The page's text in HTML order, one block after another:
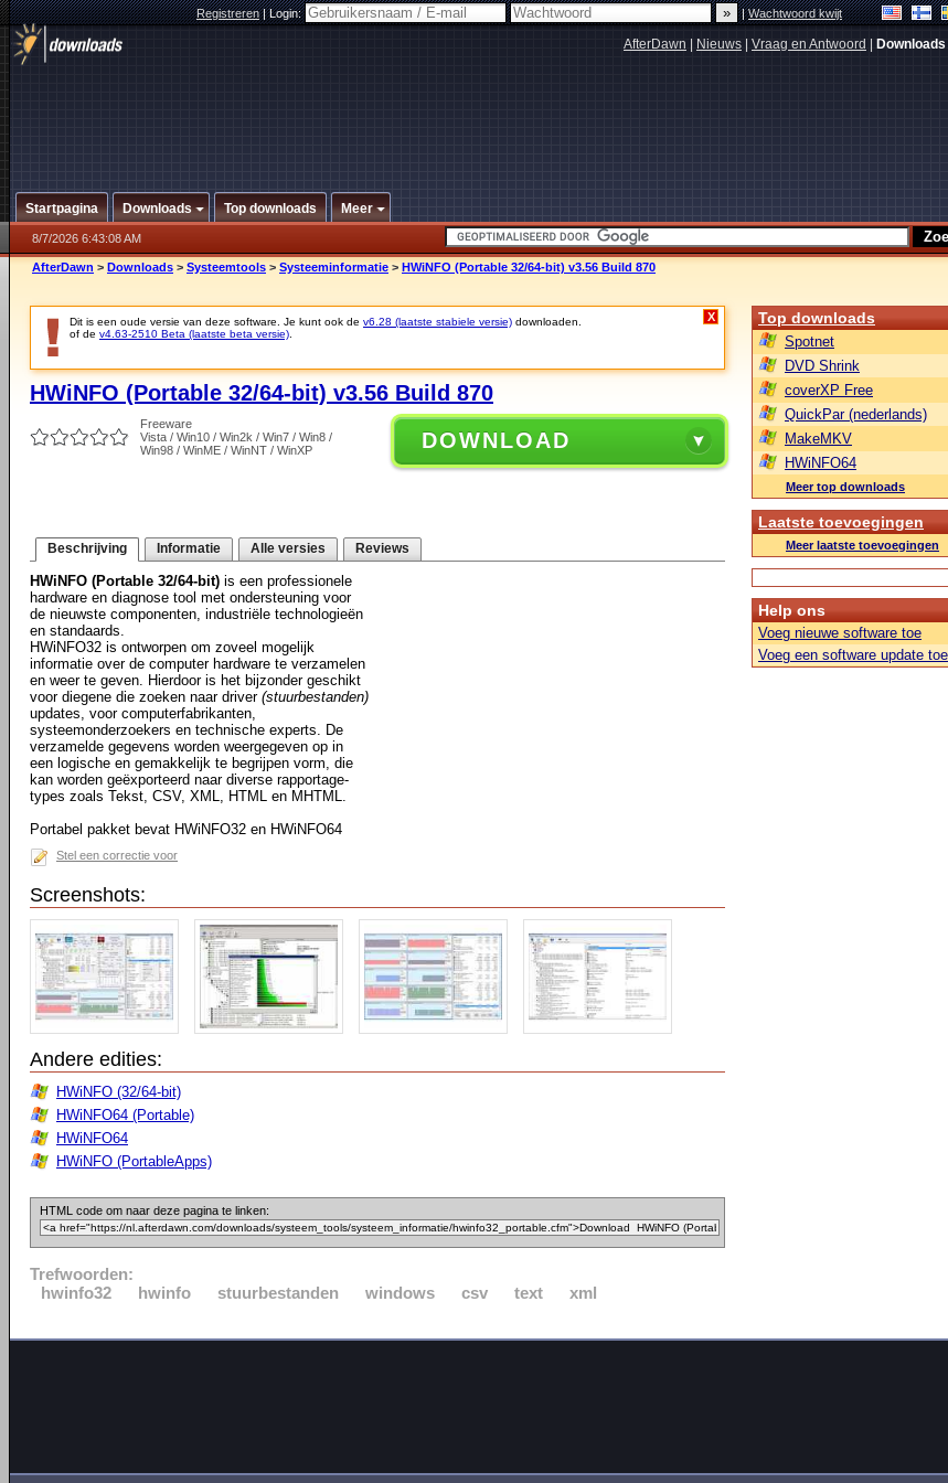
Registreren|Login: |Wachtwoord kwijt
AfterDawn Nieuws Vraag en Antwoord Downloads
Startpagina Downloads Top downloads Meer
8/7/2026 6:43:08 AM
AfterDawn > Downloads > Systeemtools > Systeeminformatie > HWiNFO (Portable 32/64-bit) v3.56 Build 870
Dit is een oude versie van deze software. Je kunt ook de v6.28 (laatste stabiele versie) downloaden.
of de v4.63-2510 Beta (laatste beta versie)
X
HWiNFO (Portable 32/64-bit) v3.56 Build 870
Freeware
Vista / Win10 / Win2k / Win7 / Win8 /
Win98 / WinME / WinNT / WinXP
DOWNLOAD
Beschrijving Informatie Alle versies Reviews
HWiNFO (Portable 32/64-bit) is een professionele
hardware en diagnose tool met ondersteuning voor
de nieuwste componenten, industriële technologieën
en standaards.
HWiNFO32 is ontworpen om zoveel mogelijk
informatie over de computer hardware te verzamelen
en weer te geven. Hierdoor is het bijzonder geschikt
voor diegene die zoeken naar driver (stuurbestanden)
updates, voor computerfabrikanten,
systeemonderzoekers en technische experts. De
verzamelde gegevens worden weergegeven op in
een logische en gemakkelijk te begrijpen vorm, die
kan worden geëxporteerd naar diverse rapportage-
types zoals Tekst, CSV, XML, HTML en MHTML.
Portabel pakket bevat HWiNFO32 en HWiNFO64
Stel een correctie voor
Screenshots:
Andere edities:
HWiNFO (32/64-bit)
HWiNFO64 (Portable)
HWiNFO64
HWiNFO (PortableApps)
HTML code om naar deze pagina te linken:
Trefwoorden:
hwinfo32
hwinfo stuurbestanden windows csv text xml
Top downloads
Spotnet
DVD Shrink
coverXP Free
QuickPar (nederlands)
MakeMKV
HWiNFO64
Meer top downloads
Laatste toevoegingen
Meer laatste toevoegingen
Help ons
Voeg nieuwe software toe
Voeg een software update toe